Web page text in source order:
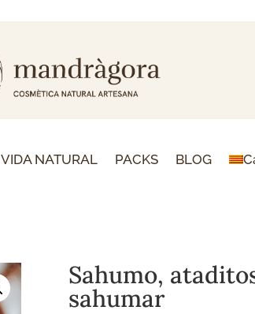
VIDA NATURAL PACKS BLOG
Sahumo,
sahumar